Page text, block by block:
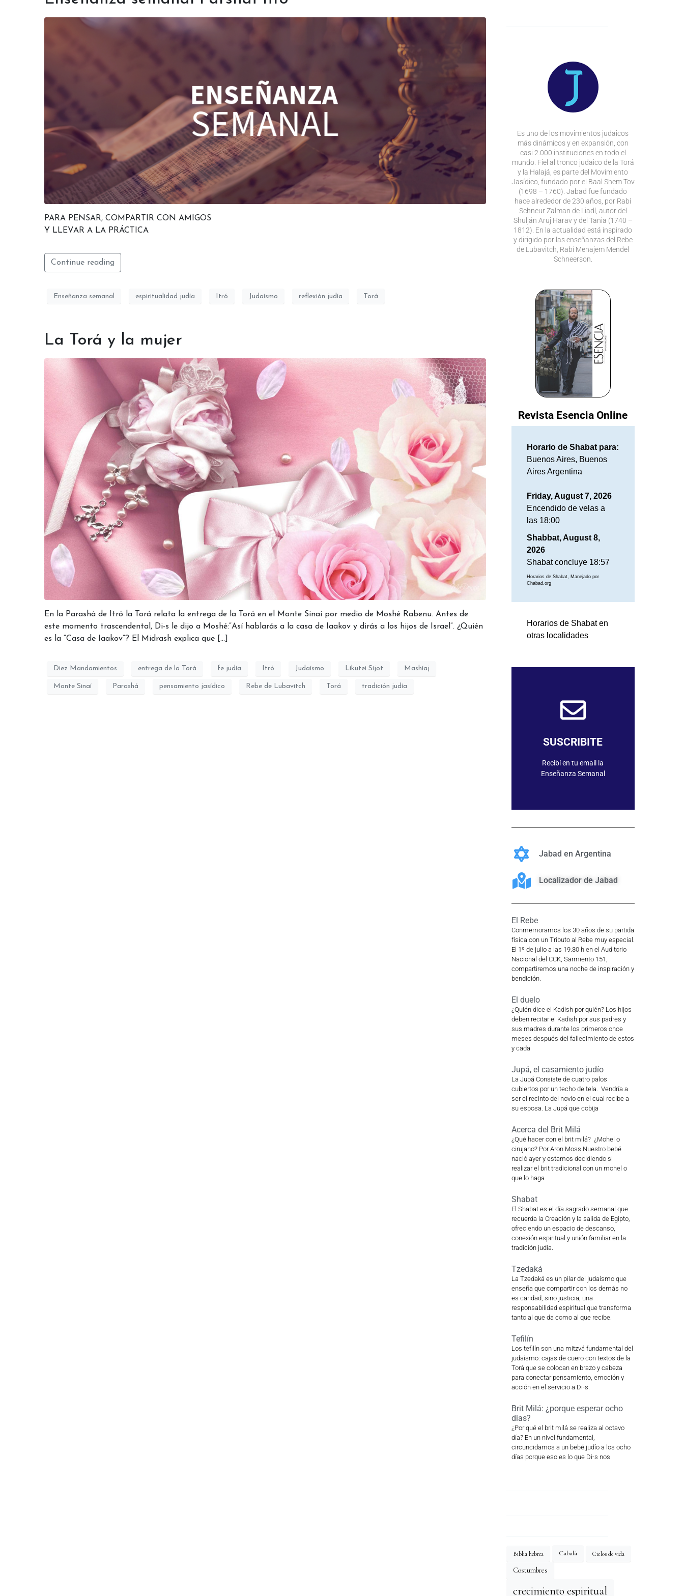
PARA PENSAR, COMPARTIR CON AMIGOS
Y LLEVAR A LA PRÁCTICA
Continue reading
Enseñanza semanal espiritualidad judía Itró Judaísmo reflexión judía Torá
La Torá y la mujer
En la Parashá de Itró la Torá relata la entrega de la Torá en el Monte Sinaí por medio de Moshé Rabenu. Antes de
este momento trascendental, Di-s le dijo a Moshé:“Así hablarás a la casa de Iaakov y dirás a los hijos de Israel”. ¿Quién
es la “Casa de Iaakov”? El Midrash explica que […]
Diez Mandamientos entrega de la Torá fe judía Itró Judaísmo Likutei Sijot Mashíaj
Monte Sinaí Parashá pensamiento jasídico Rebe de Lubavitch Torá tradición judía
Es uno de los movimientos judaicos
más dinámicos y en expansión, con
casi 2.000 instituciones en todo el
mundo. Fiel al tronco judaico de la Torá
y la Halajá, es parte del Movimiento
Jasídico, fundado por el Baal Shem Tov
(1698 – 1760). Jabad fue fundado
hace alrededor de 230 años, por Rabí
Schneur Zalman de Liadí, autor del
Shulján Aruj Harav y del Tania (1740 –
1812). En la actualidad está inspirado
y dirigido por las enseñanzas del Rebe
de Lubavitch, Rabí Menajem Mendel
Schneerson.
Revista Esencia Online
Horario de Shabat para:
Buenos Aires, Buenos
Aires Argentina
Friday, August 7, 2026
Encendido de velas a
las 18:00
Shabbat, August 8,
2026
Shabat concluye 18:57
Horarios de Shabat, Manejado por
Chabad.org
Horarios de Shabat en
otras localidades
SUSCRIBITE
Recibí en tu email la
Enseñanza Semanal
SUSCRIBIRME
Jabad en Argentina
Localizador de Jabad
El Rebe
Conmemoramos los 30 años de su partida
física con un Tributo al Rebe muy especial.
El 1º de julio a las 19.30 h en el Auditorio
Nacional del CCK, Sarmiento 151,
compartiremos una noche de inspiración y
bendición.
El duelo
¿Quién dice el Kadish por quién? Los hijos
deben recitar el Kadish por sus padres y
sus madres durante los primeros once
meses después del fallecimiento de estos
y cada
Jupá, el casamiento judío
La Jupá Consiste de cuatro palos
cubiertos por un techo de tela. Vendría a
ser el recinto del novio en el cual recibe a
su esposa. La Jupá que cobija
Acerca del Brit Milá
¿Qué hacer con el brit milá? ¿Mohel o
cirujano? Por Aron Moss Nuestro bebé
nació ayer y estamos decidiendo si
realizar el brit tradicional con un mohel o
que lo haga
Shabat
El Shabat es el día sagrado semanal que
recuerda la Creación y la salida de Egipto,
ofreciendo un espacio de descanso,
conexión espiritual y unión familiar en la
tradición judía.
Tzedaká
La Tzedaká es un pilar del judaísmo que
enseña que compartir con los demás no
es caridad, sino justicia, una
responsabilidad espiritual que transforma
tanto al que da como al que recibe.
Tefilín
Los tefilín son una mitzvá fundamental del
judaísmo: cajas de cuero con textos de la
Torá que se colocan en brazo y cabeza
para conectar pensamiento, emoción y
acción en el servicio a Di-s.
Brit Milá: ¿porque esperar ocho
dias?
¿Por qué el brit milá se realiza al octavo
día? En un nivel fundamental,
circuncidamos a un bebé judío a los ocho
días porque eso es lo que Di-s nos
Biblia hebrea Cabalá Ciclos de vida
Costumbres
crecimiento espiritual